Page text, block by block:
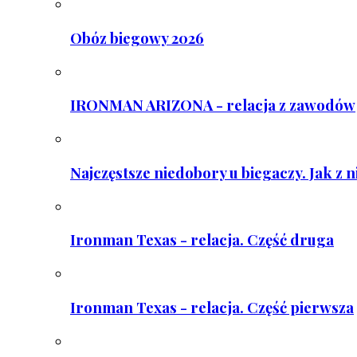
Obóz biegowy 2026
IRONMAN ARIZONA - relacja z zawodów
Najczęstsze niedobory u biegaczy. Jak z
Ironman Texas - relacja. Część druga
Ironman Texas - relacja. Część pierwsza